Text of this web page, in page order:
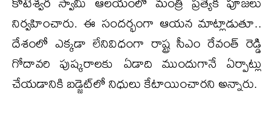
నిర్వహించారు. ఈ సందర్భంగా ఆయ‌న‌ మాట్లాడుతూ..
దేశంలో ఎక్కడా లేనివిధంగా రాష్ట్ర సీఎం రేవంత్ రెడ్డి
గోదావరి పుష్కరాలకు ఏడాది ముందుగానే ఏర్పాట్లు
చేయడానికి బడ్జెట్‌లో నిధులు కేటాయించారని అన్నారు.